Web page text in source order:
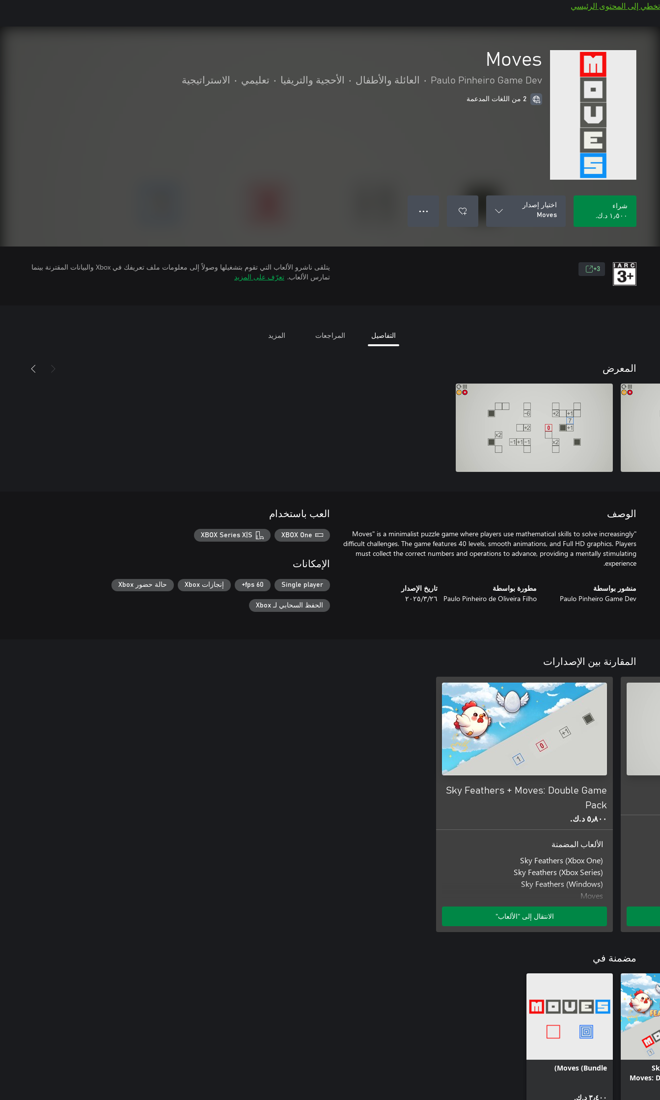
تخطي إلى المحتوى الرئيسي
Moves
Paulo Pinheiro Game Dev
• العائلة والأطفال • الأحجية والتريفيا • تعليمي • الاستراتيجية
2 من اللغات المدعمة
شراء
١٫٥٠٠ د.ك.‏
اختيار إصدار
Moves
● ● ●
3+
يتلقى ناشرو الألعاب التي تقوم بتشغيلها وصولاً إلى معلومات ملف تعريفك في Xbox والبيانات المقترنة بينما
تمارس الألعاب. تعرّف على المزيد
التفاصيل المراجعات المزيد
المعرض
الوصف
"Moves" is a minimalist puzzle game where players use mathematical skills to solve increasingly
difficult challenges. The game features 40 levels, smooth animations, and Full HD graphics. Players
must collect the correct numbers and operations to advance, providing a mentally stimulating
experience.
منشور بواسطة
Paulo Pinheiro Game Dev
مطورة بواسطة
Paulo Pinheiro de Oliveira Filho
تاريخ الإصدار
٢٦‏/٣‏/٢٠٢٥
العب باستخدام
XBOX One
XBOX Series X|S
الإمكانات
Single player
60 fps+ إنجازات Xbox حالة حضور Xbox
الحفظ السحابي لـ Xbox
المقارنة بين الإصدارات
Sky Feathers + Moves: Double Game
Pack
٥٫٨٠٠ د.ك.‏
الألعاب المضمنة
Sky Feathers (Xbox One)
Sky Feathers (Xbox Series)
Sky Feathers (Windows)
Moves
Moves (Xbox Series)
Moves (Windows)الانتقال إلى "الألعاب"
مضمنة في
Moves:
Moves (Bundle)
٣٫٤٠٠ د.ك.‏